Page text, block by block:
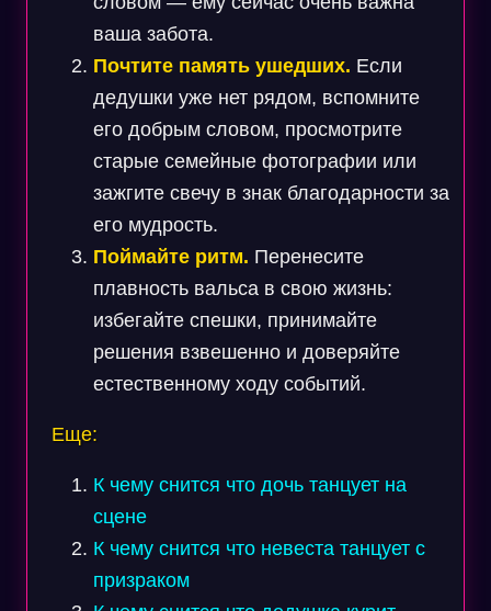
ваша забота.
Почтите память ушедших. Если
дедушки уже нет рядом, вспомните
его добрым словом, просмотрите
старые семейные фотографии или
зажгите свечу в знак благодарности за
его мудрость.
Поймайте ритм. Перенесите
плавность вальса в свою жизнь:
избегайте спешки, принимайте
решения взвешенно и доверяйте
естественному ходу событий.
Еще:
К чему снится что дочь танцует на
сцене
К чему снится что невеста танцует с
призраком